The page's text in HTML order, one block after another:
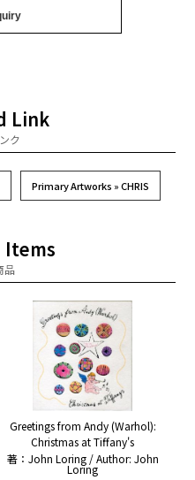
Link
ク
Primary Artworks » CHRIS
Items
品
Greetings from Andy (Warhol):
Christmas at Tiffany's
著：John Loring / Author: John
Loring